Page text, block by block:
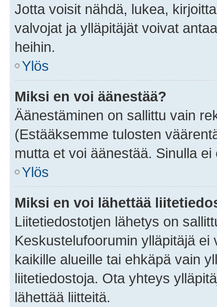
Jotta voisit nähdä, lukea,
valvojat ja ylläpitäjät voivat
heihin.
Ylös
Miksi en voi äänestää?
Äänestäminen on sallittu vain
(Estääksemme tulosten
mutta et voi äänestää. Sinulla
Ylös
Miksi en voi lähettää
Liitetiedostotjen lähetys on
Keskustelufoorumin ylläpitäjä
kaikille alueille tai ehkäpä vain
liitetiedostoja. Ota yhteys
lähettää liitteitä.